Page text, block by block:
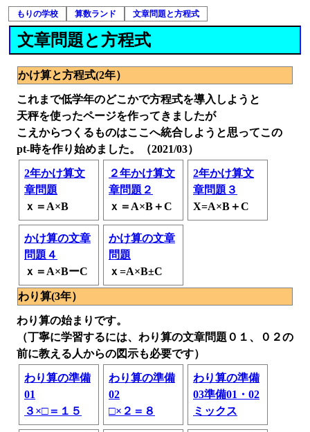
もりの学校 算数ランド 文章問題と方程式
文章問題と方程式
かけ算と方程式(2年）
これまで低学年のどこかで方程式を導入しようと
天秤を使ったページを作ってきましたが
こえからつくるものはここへ統合しようと思ってこの
pt-時を作り始めました。（2021/03）
2年かけ算文
章問題
ｘ＝A×B
２年かけ算文
章問題２
ｘ＝A×B＋C
2年かけ算文
章問題３
X=A×B＋C
かけ算の文章
問題４
ｘ＝A×BーC
かけ算の文章
問題
ｘ=A×B±C
わり算(3年）
わり算の始まりです。
（丁寧に学習するには、わり算の文章問題０１、０２の
前に教える人からの図示も必要です）
わり算の準備
01
３×□＝１５
わり算の準備
02
□×２＝８
わり算の準備
03準備01・02
ミックス